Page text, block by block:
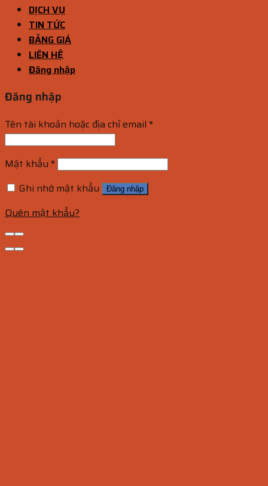
DỊCH VỤ
TIN TỨC
BẢNG GIÁ
LIÊN HỆ
Đăng nhập
Đăng nhập
Tên tài khoản hoặc địa chỉ email *
Mật khẩu *
Ghi nhớ mật khẩu
Đăng nhập
Quên mật khẩu?